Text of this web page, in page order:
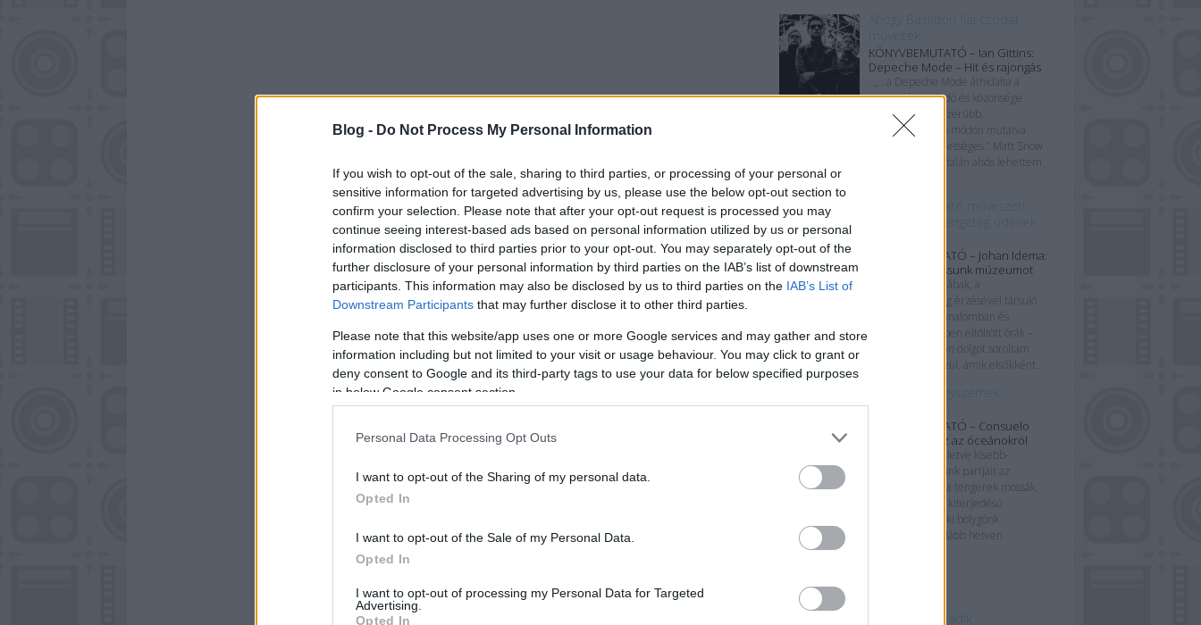
Blog - Do Not Process My Personal Information
If you wish to opt-out of the sale, sharing to third parties, or processing of your personal or
sensitive information for targeted advertising by us, please use the below opt-out section to
confirm your selection. Please note that after your opt-out request is processed you may
continue seeing interest-based ads based on personal information utilized by us or personal
information disclosed to third parties prior to your opt-out. You may separately opt-out of the
further disclosure of your personal information by third parties on the IAB’s list of downstream
participants. This information may also be disclosed by us to third parties on the IAB’s List of
Downstream Participants that may further disclose it to other third parties.
Please note that this website/app uses one or more Google services and may gather and store
information including but not limited to your visit or usage behaviour. You may click to grant or
deny consent to Google and its third-party tags to use your data for below specified purposes
in below Google consent section.
Personal Data Processing Opt Outs
I want to opt-out of the Sharing of my personal data.
Opted In
I want to opt-out of the Sale of my Personal Data.
Opted In
I want to opt-out of processing my Personal Data for Targeted
Advertising.
Opted In
Ahogy Basildon fiai csodát
műveltek
KÖNYVBEMUTATÓ – Ian Gittins:
Depeche Mode – Hit és rajongás
„…a Depeche Mode áthidalta a
szakadékot előadó és közönsége
között, a legegyszerűbb,
legközérthetőbb módon mutatva
meg: a csoda lehetséges.” Matt Snow
Régen történt, talán alsós lehettem
Röpke útmutató művészeti
galériákhoz, rengeteg üdének
KÖNYVBEMUTATÓ – Johan Idema:
Hogyan látogassunk múzeumot
Elgémberedett lábak, a
kényelmetlenség érzésével társuló
értetlenkedés, unalomban és
abszolút közönyben eltöltött órák –
csak néhány olyan dolgot soroltam
most fel azok közül, amik elsőkként...
Azúrkék gyöngyszemek
KÖNYVBEMUTATÓ – Consuelo
Delgado: Atlasz az óceánokról
Kontinenseink, illetve kisebb-
nagyobb szigeteink partjait az
óceánokon kívül a tengerek mossák.
Ezek a hatalmas kiterjedésű
életterek teszik ki bolygónk
felszínének legalább hetven
Címkék
100 beszédes tárgy a Harmadik